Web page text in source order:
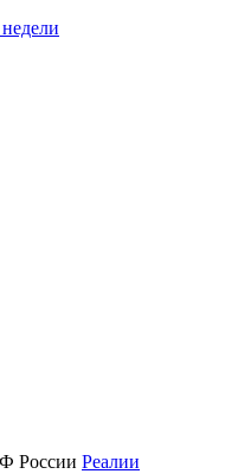
Реалии